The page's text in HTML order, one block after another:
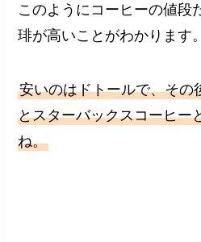
このようにコーヒーの値段
琲が高いことがわかります。
安いのはドトールで、その
とスターバックスコーヒー
ね。